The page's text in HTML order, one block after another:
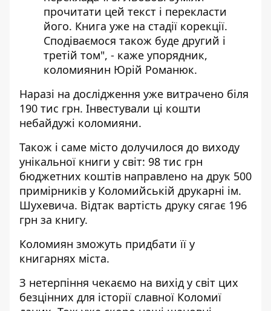
прочитати цей текст і перекласти
його. Книга уже на стадії корекції.
Сподіваємося також буде другий і
третій том", - каже упорядник,
коломиянин Юрій Романюк.
Наразі на дослідження уже витрачено біля
190 тис грн. Інвестували ці кошти
небайдужі коломияни.
Також і саме місто долучилося до виходу
унікальної книги у світ: 98 тис грн
бюджетних коштів направлено на друк 500
примірників у Коломийській друкарні ім.
Шухевича. Відтак вартість друку сягає 196
грн за книгу.
Коломиян зможуть придбати її у
книгарнях міста.
З нетерпіння чекаємо на вихід у світ цих
безцінних для історії славної Коломиї